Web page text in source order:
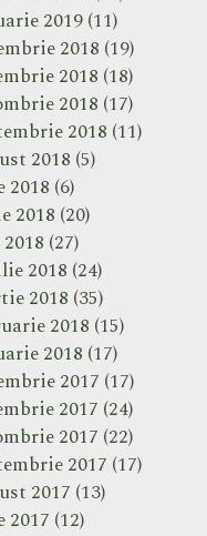
2019(11)
2018 (19)
2018 (18)
2018 (17)
2018 (11)
2018 (5)
2018 (6)
2018 (20)
(27)
2018 (24)
2018 (35)
2018 (15)
2018 (17)
2017 (17)
2017 (24)
2017 (22)
2017 (17)
2017 (13)
2017 (12)